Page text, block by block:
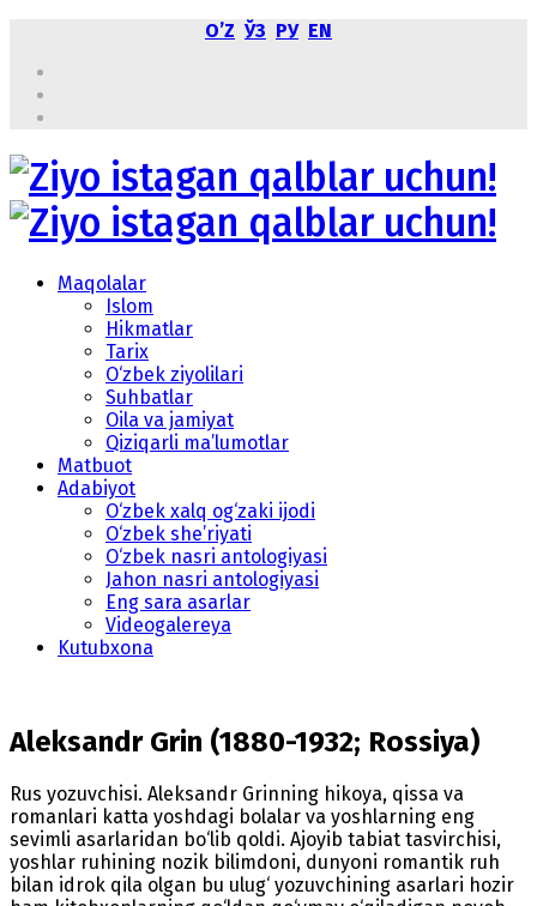
OʼZ ЎЗ РУ EN
Maqolalar
Islom
Hikmatlar
Tarix
O‘zbek ziyolilari
Suhbatlar
Oila va jamiyat
Qiziqarli ma’lumotlar
Matbuot
Adabiyot
O‘zbek xalq og‘zaki ijodi
O‘zbek she’riyati
O‘zbek nasri antologiyasi
Jahon nasri antologiyasi
Eng sara asarlar
Videogalereya
Kutubxona
Aleksandr Grin (1880-1932; Rossiya)
Rus yozuvchisi. Aleksandr Grinning hikoya, qissa va
romanlari katta yoshdagi bolalar va yoshlarning eng
sevimli asarlaridan bo‘lib qoldi. Ajoyib tabiat tasvirchisi,
yoshlar ruhining nozik bilimdoni, dunyoni romantik ruh
bilan idrok qila olgan bu ulug‘ yozuvchining asarlari hozir